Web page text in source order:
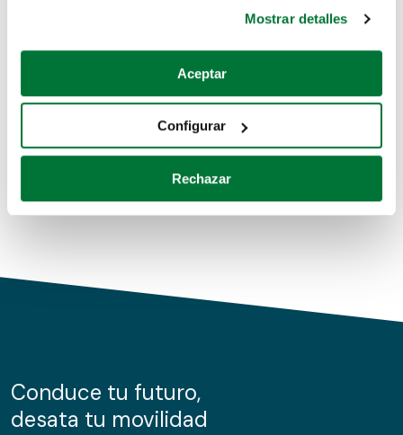
Si lo permite, también quisiéramos:
Recopilar información sobre su ubicación geográfica
Identificar su dispositivo analizándolo activamente
para buscar características específicas (huellas
Obtenga más información sobre cómo se procesan sus
de cookies.
información sobre el uso que haga del sitio web con
nuestros partners de redes sociales, publicidad y análisis
Mostrar detalles
Aceptar
Configurar
Rechazar
Coches de segunda mano
Coches de km0
Conduce tu futuro,
desata tu movilidad